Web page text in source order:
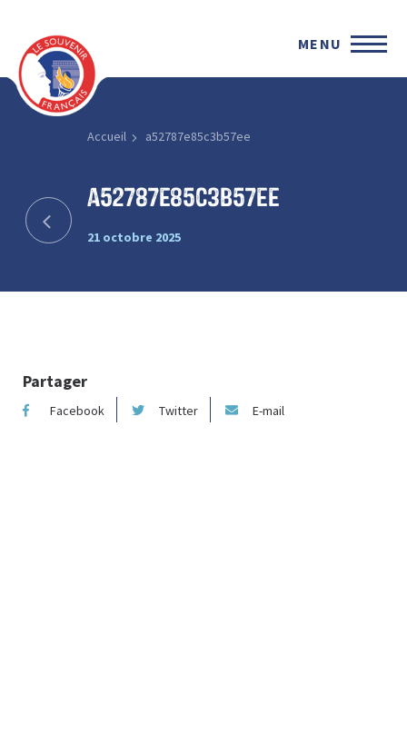
MENU
Accueil a52787e85c3b57ee
a52787e85c3b57ee
21 octobre 2025
Partager
Facebook Twitter E-mail